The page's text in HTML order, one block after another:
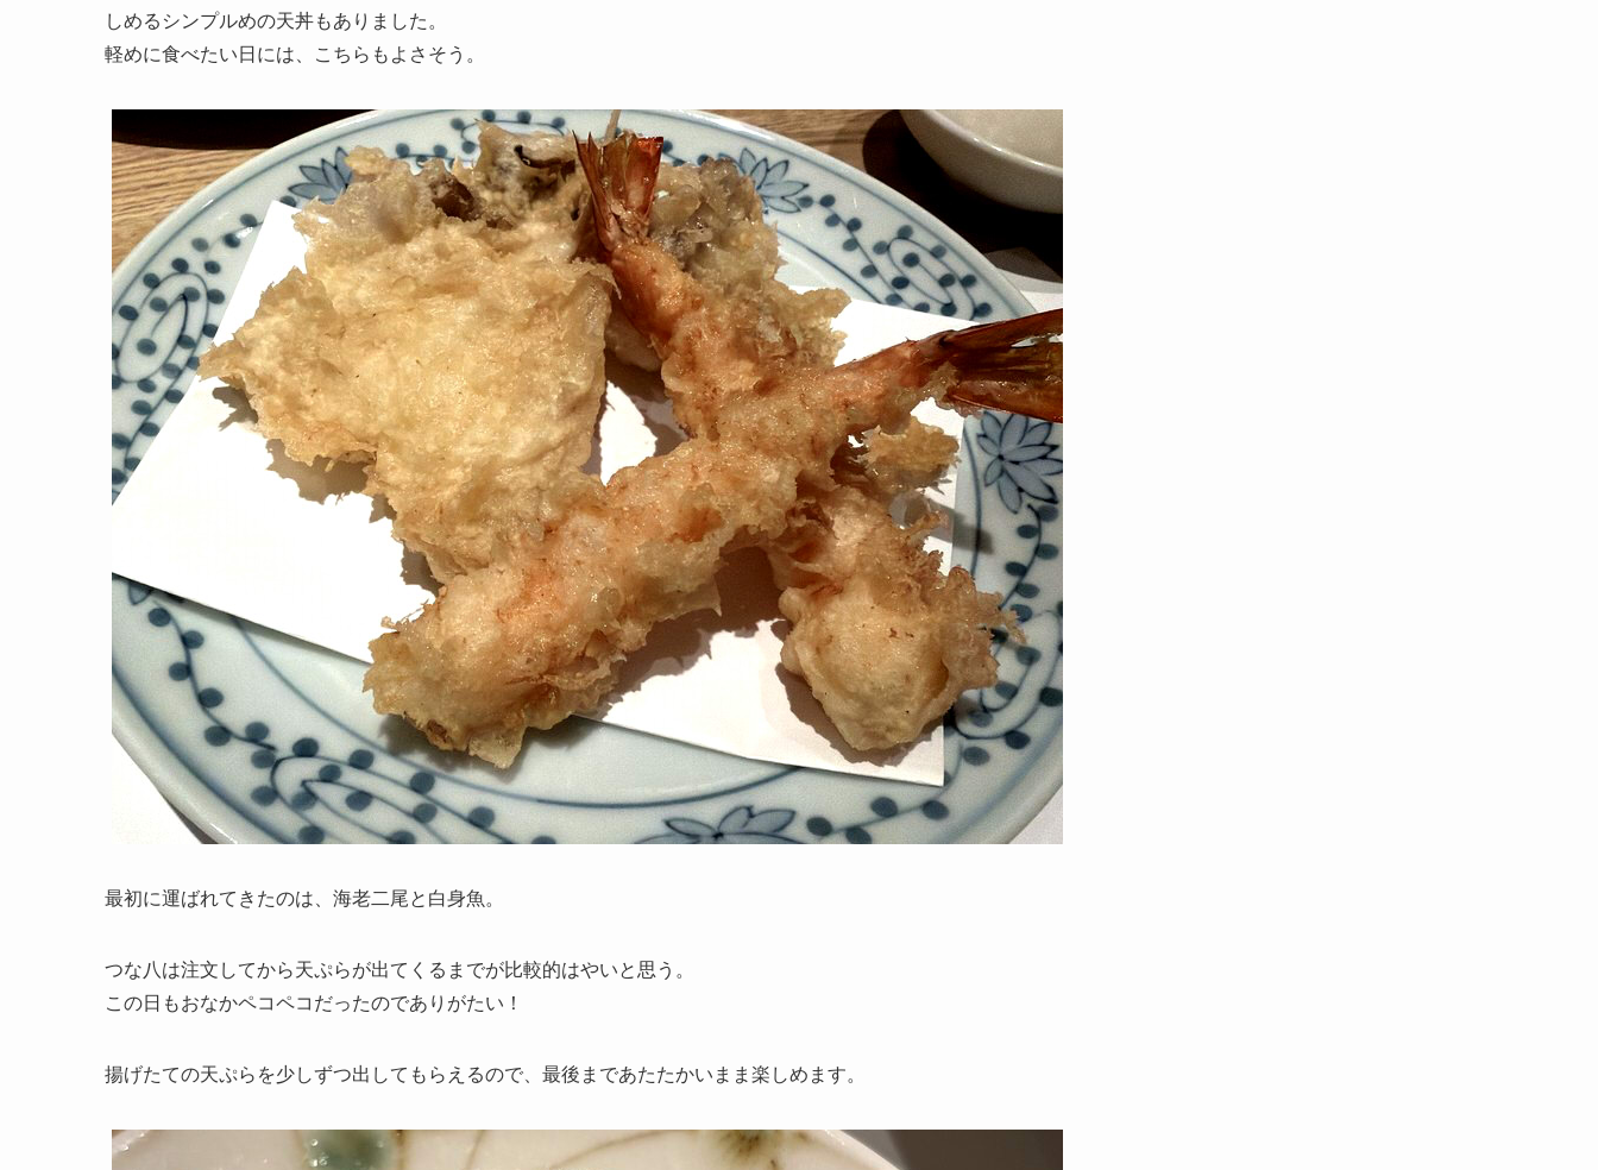
しめるシンプルめの天丼もありました。
軽めに食べたい日には、こちらもよさそう。
最初に運ばれてきたのは、海老二尾と白身魚。
つな八は注文してから天ぷらが出てくるまでが比較的はやいと思う。
この日もおなかペコペコだったのでありがたい！
揚げたての天ぷらを少しずつ出してもらえるので、最後まであたたかいまま楽しめます。